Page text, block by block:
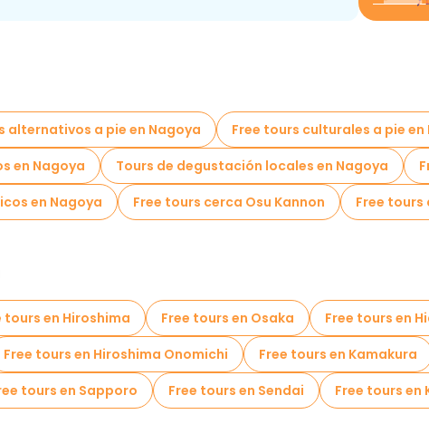
alternativos a pie en Nagoya
Free tours culturales a pie en
en Nagoya Tours de degustación locales en Nagoya
en Nagoya Free tours cerca Osu Kannon Free
tours en Hiroshima Free tours en Osaka
Free tours en
Free tours en Hiroshima Onomichi Free tours en Kamakura
tours en Sapporo Free tours en Sendai Free tours en